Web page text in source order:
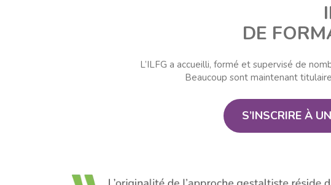
DE
L’ILFG a accueilli, formé et supervisé de
Beaucoup sont maintenant
S’INSCRIRE À